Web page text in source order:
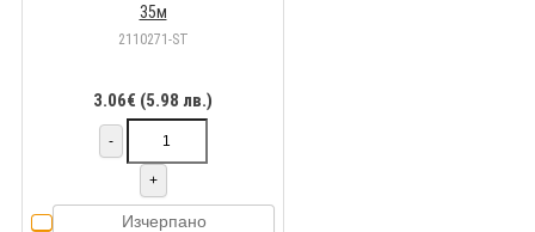
35м
2110271-ST
3.06€ (5.98 лв.)
-
+
Изчерпано